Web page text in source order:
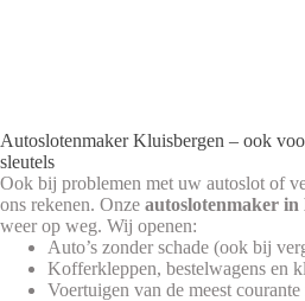
Autoslotenmaker Kluisbergen – ook
sleutels
Ook bij problemen met uw autoslot of
ons rekenen. Onze autoslotenmaker in
weer op weg. Wij openen:
Auto’s zonder schade (ook bij
Kofferkleppen, bestelwagens en
Voertuigen van de meest